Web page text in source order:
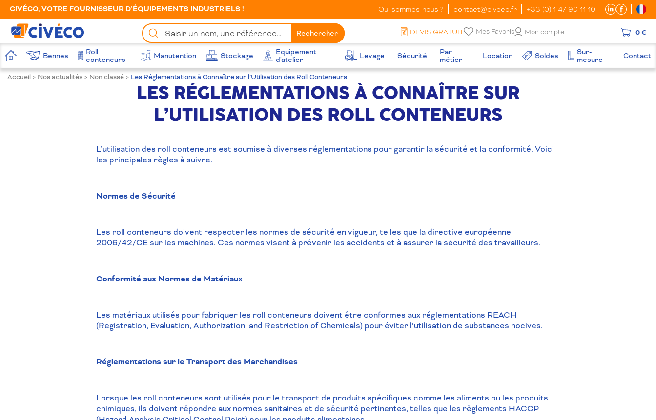
CIVÉCO, VOTRE FOURNISSEUR D’ÉQUIPEMENTS INDUSTRIELS ! Qui sommes-nous ? contact@civeco.fr +33 (0) 1 47 90 11 10
Chercher
un
produit
Rechercher DEVIS GRATUIT Mes Favoris Mon compte 0 €
Accueil Bennes
Roll
conteneurs
Manutention Stockage
Equipement
d'atelier
Levage Sécurité
Par
métier
Location Soldes
Sur-
mesure
Contact
Accueil > Nos actualités > Non classé > Les Réglementations à Connaître sur l’Utilisation des Roll Conteneurs
LES RÉGLEMENTATIONS À CONNAÎTRE SUR
L’UTILISATION DES ROLL CONTENEURS
L’utilisation des roll conteneurs est soumise à diverses réglementations pour garantir la sécurité et la conformité. Voici
les principales règles à suivre.
Normes de Sécurité
Les roll conteneurs doivent respecter les normes de sécurité en vigueur, telles que la directive européenne
2006/42/CE sur les machines. Ces normes visent à prévenir les accidents et à assurer la sécurité des travailleurs.
Conformité aux Normes de Matériaux
Les matériaux utilisés pour fabriquer les roll conteneurs doivent être conformes aux réglementations REACH
(Registration, Evaluation, Authorization, and Restriction of Chemicals) pour éviter l’utilisation de substances nocives.
Réglementations sur le Transport des Marchandises
Lorsque les roll conteneurs sont utilisés pour le transport de produits spécifiques comme les aliments ou les produits
chimiques, ils doivent répondre aux normes sanitaires et de sécurité pertinentes, telles que les règlements HACCP